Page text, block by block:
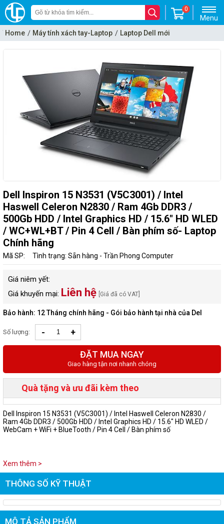
Menu
0
Home Máy tính xách tay-Laptop Laptop Dell mới
Dell Inspiron 15 N3531 (V5C3001) / Intel
Haswell Celeron N2830 / Ram 4Gb DDR3 /
500Gb HDD / Intel Graphics HD / 15.6" HD WLED
/ WC+WL+BT / Pin 4 Cell / Bàn phím số- Laptop
Chính hãng
Mã SP: Tình trạng: Sẵn hàng - Trần Phong Computer
Giá niêm yết:
Giá khuyến mại: Liên hệ [Giá đã có VAT]
Bảo hành: 12 Tháng chính hãng - Gói bảo hành tại nhà của Del
Số lượng: - +
ĐẶT MUA NGAY
Giao hàng tận nơi nhanh chóng
Quà tặng và ưu đãi kèm theo
Dell Inspiron 15 N3531 (V5C3001) / Intel Haswell Celeron N2830 /
Ram 4Gb DDR3 / 500Gb HDD / Intel Graphics HD / 15.6" HD WLED /
WebCam + WiFi + BlueTooth / Pin 4 Cell / Bàn phím số
Xem thêm >
THÔNG SỐ KỸ THUẬT
MÔ TẢ SẢN PHẨM